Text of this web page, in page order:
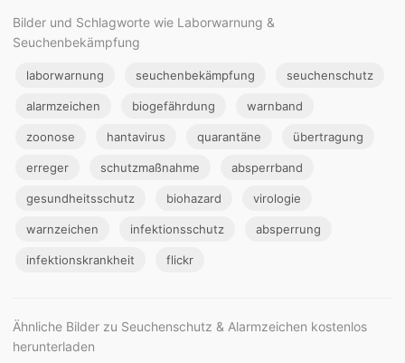
Bilder und Schlagworte wie Laborwarnung &
Seuchenbekämpfung
laborwarnung seuchenbekämpfung seuchenschutz
alarmzeichen biogefährdung warnband
zoonose hantavirus quarantäne übertragung
erreger schutzmaßnahme absperrband
gesundheitsschutz biohazard virologie
warnzeichen infektionsschutz absperrung
infektionskrankheit flickr
Ähnliche Bilder zu Seuchenschutz & Alarmzeichen kostenlos
herunterladen